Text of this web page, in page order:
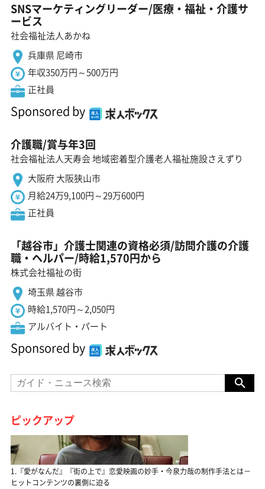
SNSマーケティングリーダー/医療・福祉・介護サ
ービス
社会福祉法人あかね
兵庫県 尼崎市
年収350万円～500万円
正社員
Sponsored by
介護職/賞与年3回
社会福祉法人天寿会 地域密着型介護老人福祉施設さえずり
大阪府 大阪狭山市
月給24万9,100円～29万600円
正社員
「越谷市」介護士関連の資格必須/訪問介護の介護
職・ヘルパー/時給1,570円から
株式会社福祉の街
埼玉県 越谷市
時給1,570円～2,050円
アルバイト・パート
Sponsored by
ピックアップ
1.『愛がなんだ』『街の上で』恋愛映画の妙手・今泉力哉の制作手法とは－
ヒットコンテンツの裏側に迫る